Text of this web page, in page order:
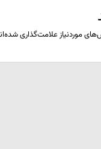
موردنیاز علامت‌گذاری